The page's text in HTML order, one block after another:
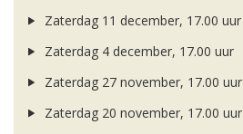
Zaterdag 11 december, 17.00 uur
Zaterdag 4 december, 17.00 uur
Zaterdag 27 november, 17.00 uur
Zaterdag 20 november, 17.00 uur